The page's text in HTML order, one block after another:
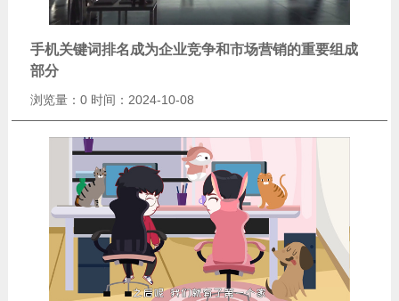
手机关键词排名成为企业竞争和市场营销的重要组成
部分
浏览量：0 时间：2024-10-08